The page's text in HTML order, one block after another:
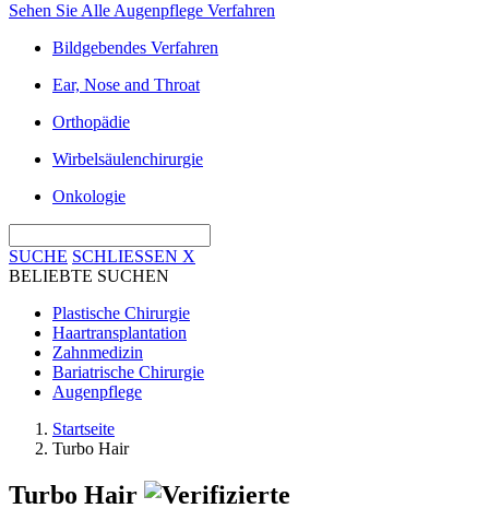
Sehen Sie Alle Augenpflege Verfahren
Bildgebendes Verfahren
Ear, Nose and Throat
Orthopädie
Wirbelsäulenchirurgie
Onkologie
SUCHE SCHLIESSEN X
BELIEBTE SUCHEN
Plastische Chirurgie
Haartransplantation
Zahnmedizin
Bariatrische Chirurgie
Augenpflege
Startseite
Turbo Hair
Turbo Hair